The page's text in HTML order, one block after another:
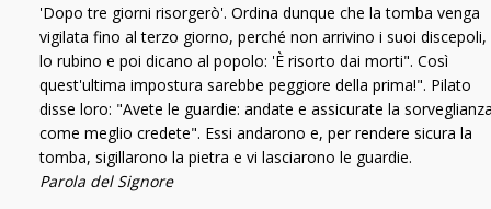
'Dopo tre giorni risorgerò'. Ordina dunque che la tomba venga
vigilata fino al terzo giorno, perché non arrivino i suoi discepoli,
lo rubino e poi dicano al popolo: 'È risorto dai morti". Così
quest'ultima impostura sarebbe peggiore della prima!". Pilato
disse loro: "Avete le guardie: andate e assicurate la
come meglio credete". Essi andarono e, per rendere sicura la
tomba, sigillarono la pietra e vi lasciarono le guardie.
Parola del Signore